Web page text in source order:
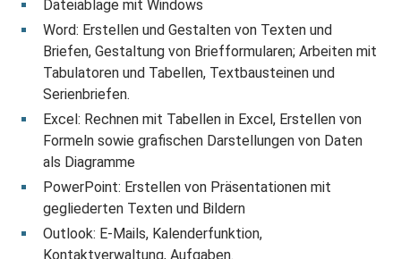
Dateiablage mit Windows
Word: Erstellen und Gestalten von Texten und
Briefen, Gestaltung von Briefformularen; Arbeiten mit
Tabulatoren und Tabellen, Textbausteinen und
Serienbriefen.
Excel: Rechnen mit Tabellen in Excel, Erstellen von
Formeln sowie grafischen Darstellungen von Daten
als Diagramme
PowerPoint: Erstellen von Präsentationen mit
gegliederten Texten und Bildern
Outlook: E-Mails, Kalenderfunktion,
Kontaktverwaltung, Aufgaben.